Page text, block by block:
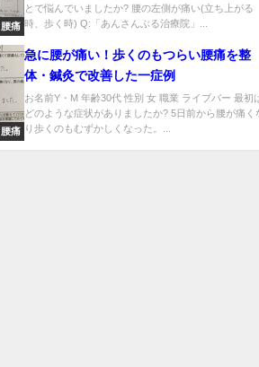
腰痛
とで悩んでいましたか? 腰の左側が痛い(立ち上がる
時、歩く時) Q:「あんさんぶる治療院」...
腰痛
急に腰が痛い！歩くのもつらい腰痛を整
体・鍼灸で改善した一症例
お名前Y・M 年齢30代 性別 女 職業 ライブバー 最初
どのような症状がありましたか? 5日前から腰が痛く
り歩くのもむずかしくなった。...